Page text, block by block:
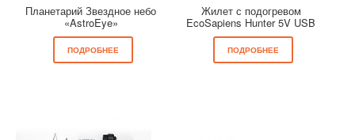
Планетарий Звездное небо
«AstroEye»
ПОДРОБНЕЕ
Жилет с подогревом
EcoSapiens Hunter 5V USB
ПОДРОБНЕЕ